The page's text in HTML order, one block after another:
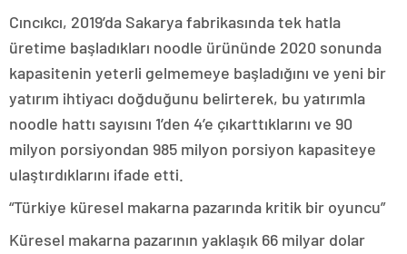
Cıncıkcı, 2019’da Sakarya fabrikasında tek hatla
üretime başladıkları noodle ürününde 2020 sonunda
kapasitenin yeterli gelmemeye başladığını ve yeni bir
yatırım ihtiyacı doğduğunu belirterek, bu yatırımla
noodle hattı sayısını 1’den 4’e çıkarttıklarını ve 90
milyon porsiyondan 985 milyon porsiyon kapasiteye
ulaştırdıklarını ifade etti.
“Türkiye küresel makarna pazarında kritik bir oyuncu”
Küresel makarna pazarının yaklaşık 66 milyar dolar